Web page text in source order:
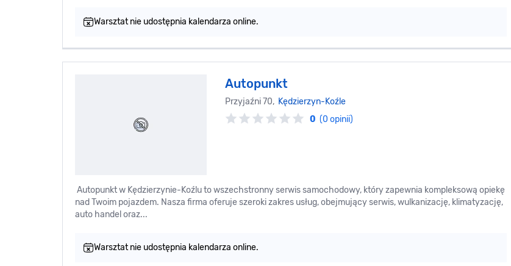
Warsztat nie udostępnia kalendarza online.
Autopunkt
Przyjaźni 70, Kędzierzyn-Koźle
0 (0 opinii)
Autopunkt w Kędzierzynie-Koźlu to wszechstronny serwis samochodowy, który zapewnia kompleksową opiekę
nad Twoim pojazdem. Nasza firma oferuje szeroki zakres usług, obejmujący serwis, wulkanizację, klimatyzację,
auto handel oraz...
Warsztat nie udostępnia kalendarza online.